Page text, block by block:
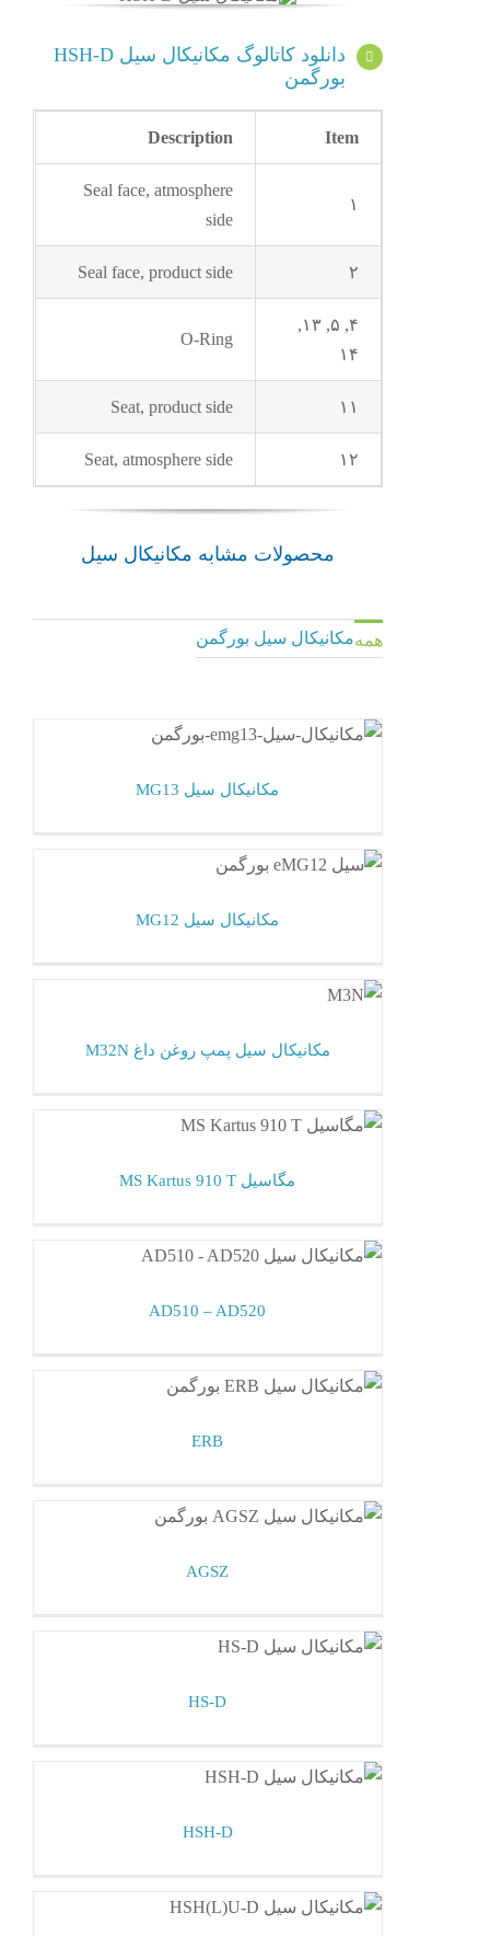
دانلود کاتالوگ مکانیکال سیل HSH-D
بورگمن
Item
Description
۱
Seal face, atmosphere
side
۲ Seal face, product side
۴, ۵, ۱۳,
۱۴
O-Ring
۱۱ Seat, product side
۱۲ Seat, atmosphere side
محصولات مشابه مکانیکال سیل
همهمکانیکال سیل بورگمن
مکانیکال سیل بورگمن
مکانیکال سیل MG13
مکانیکال سیل بورگمن
مکانیکال سیل MG12
مکانیکال سیل پمپ روغن داغ M32N
مگاسیل MS Kartus 910 T
مکانیکال سیل بورگمن
AD510 – AD520
مکانیکال سیل بورگمن
ERB
مکانیکال سیل بورگمن
AGSZ
مکانیکال سیل بورگمن
HS-D
مکانیکال سیل بورگمن
HSH-D
مکانیکال سیل بورگمن